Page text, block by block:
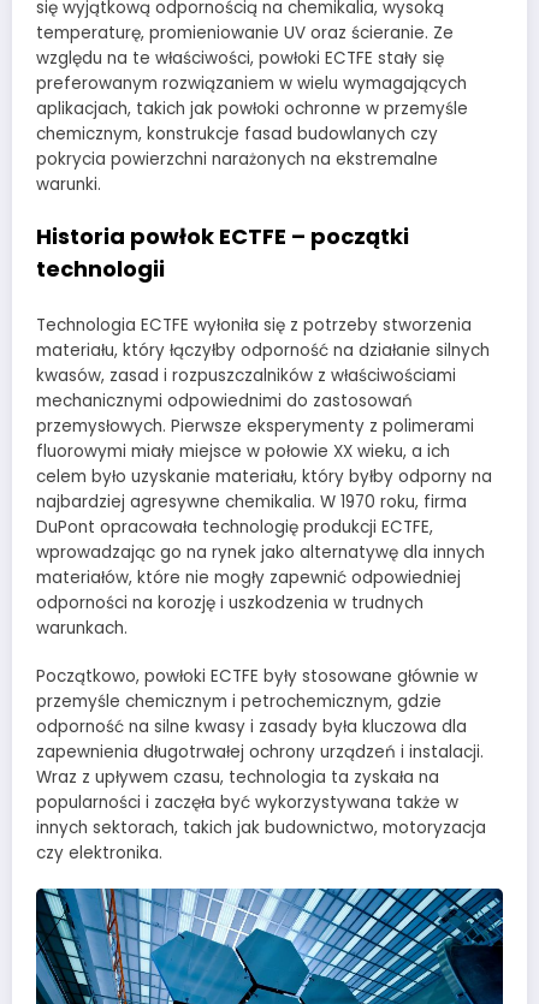
się wyjątkową odpornością na chemikalia, wysoką
temperaturę, promieniowanie UV oraz ścieranie. Ze
względu na te właściwości, powłoki ECTFE stały się
preferowanym rozwiązaniem w wielu wymagających
aplikacjach, takich jak powłoki ochronne w przemyśle
chemicznym, konstrukcje fasad budowlanych czy
pokrycia powierzchni narażonych na ekstremalne
warunki.
Historia powłok ECTFE – początki
technologii
Technologia ECTFE wyłoniła się z potrzeby stworzenia
materiału, który łączyłby odporność na działanie silnych
kwasów, zasad i rozpuszczalników z właściwościami
mechanicznymi odpowiednimi do zastosowań
przemysłowych. Pierwsze eksperymenty z polimerami
fluorowymi miały miejsce w połowie XX wieku, a ich
celem było uzyskanie materiału, który byłby odporny na
najbardziej agresywne chemikalia. W 1970 roku, firma
DuPont opracowała technologię produkcji ECTFE,
wprowadzając go na rynek jako alternatywę dla innych
materiałów, które nie mogły zapewnić odpowiedniej
odporności na korozję i uszkodzenia w trudnych
warunkach.
Początkowo, powłoki ECTFE były stosowane głównie w
przemyśle chemicznym i petrochemicznym, gdzie
odporność na silne kwasy i zasady była kluczowa dla
zapewnienia długotrwałej ochrony urządzeń i instalacji.
Wraz z upływem czasu, technologia ta zyskała na
popularności i zaczęła być wykorzystywana także w
innych sektorach, takich jak budownictwo, motoryzacja
czy elektronika.